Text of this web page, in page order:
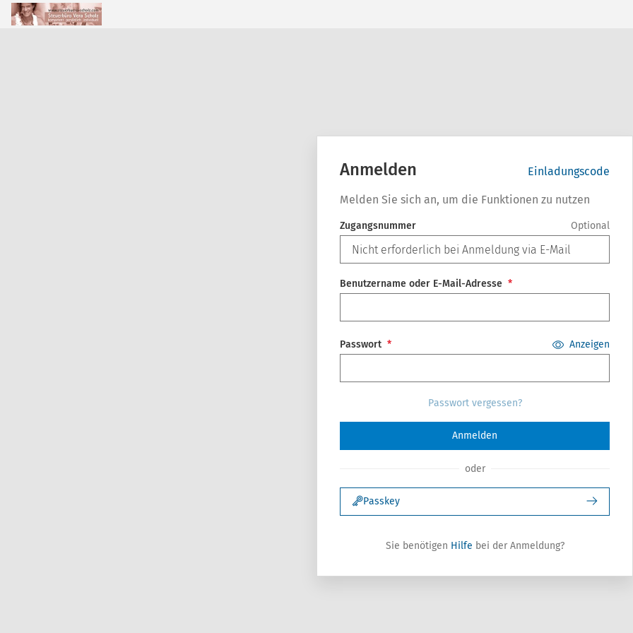
Anmelden Einladungscode
Melden Sie sich an, um die Funktionen zu nutzen
Zugangsnummer Optional
Benutzername oder E-Mail-Adresse
Passwort Anzeigen
Passwort vergessen?
Anmelden
oder
Passkey
Sie benötigen Hilfe bei der Anmeldung?